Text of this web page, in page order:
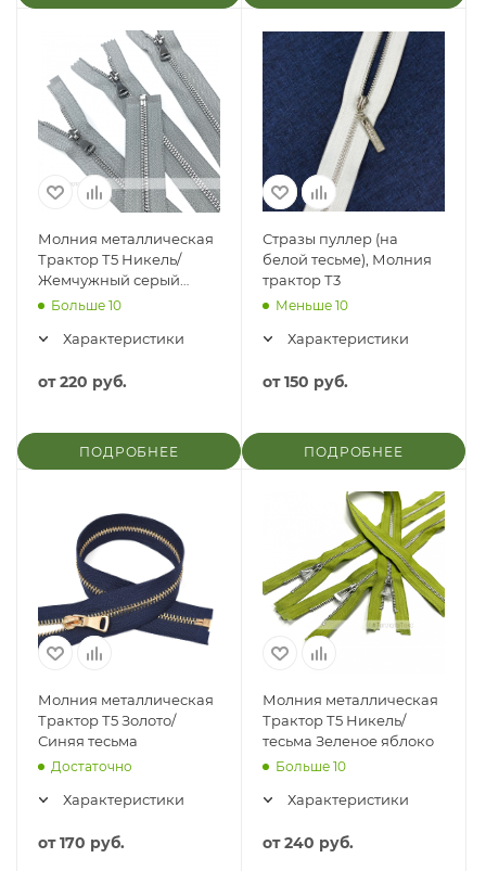
Молния металлическая
Трактор Т5 Никель/
Жемчужный серый
тесьма (523)
Больше 10
Характеристики
от220 руб.
ПОДРОБНЕЕ
Стразы пуллер (на
белой тесьме), Молния
трактор Т3
Меньше 10
Характеристики
от150 руб.
ПОДРОБНЕЕ
Молния металлическая
Трактор Т5 Золото/
Синяя тесьма
Достаточно
Характеристики
от170 руб.
Молния металлическая
Трактор Т5 Никель/
тесьма Зеленое яблоко
Больше 10
Характеристики
от240 руб.